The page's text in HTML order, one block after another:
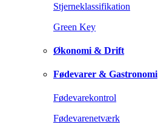
Stjerneklassifikation
Green Key
Økonomi & Drift
Fødevarer & Gastronomi
Fødevarekontrol
Fødevarenetværk